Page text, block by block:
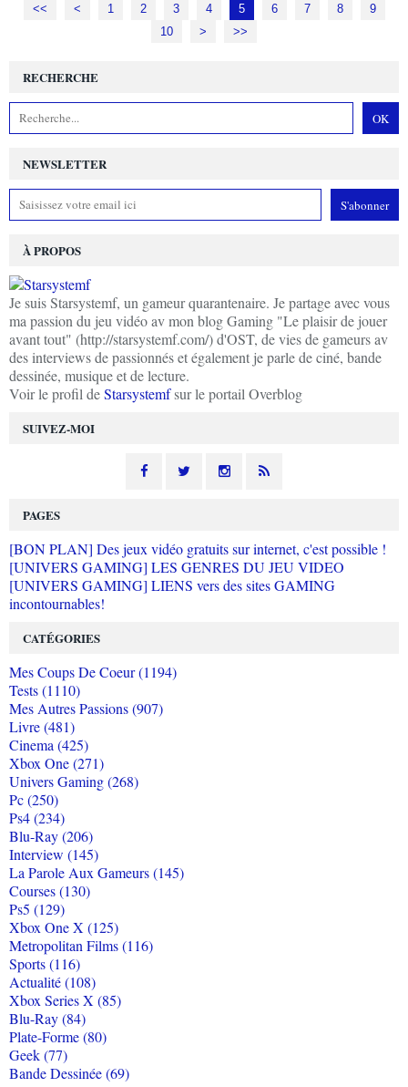
<< < 1 2 3 4 5 6 7 8
9
10
20
30
40
50
60
70
80
90
> >>
NEWSLETTER
SUIVEZ-MOI
RECHERCHE
À PROPOS
Je suis Starsystemf, un gameur quarantenaire. Je partage avec vous
ma passion du jeu vidéo av mon blog Gaming "Le plaisir de jouer
avant tout" (http://starsystemf.com/) d'OST, de vies de gameurs av
des interviews de passionnés et également je parle de ciné, bande
dessinée, musique et de lecture.
Voir le profil deStarsystemfsur le portail Overblog
PAGES
[BON PLAN] Des jeux vidéo gratuits sur internet, c'est possible !
[UNIVERS GAMING] LES GENRES DU JEU VIDEO
[UNIVERS GAMING] LIENS vers des sites GAMING
incontournables!
CATÉGORIES
Mes Coups De Coeur (1194)
Tests (1110)
Mes Autres Passions (907)
Livre (481)
Cinema (425)
Xbox One (271)
Univers Gaming (268)
Pc (250)
Ps4 (234)
Blu-Ray (206)
Interview (145)
La Parole Aux Gameurs (145)
Courses (130)
Ps5 (129)
Xbox One X (125)
Metropolitan Films (116)
Sports (116)
Actualité (108)
Xbox Series X (85)
Blu-Ray (84)
Plate-Forme (80)
Geek (77)
Bande Dessinée (69)